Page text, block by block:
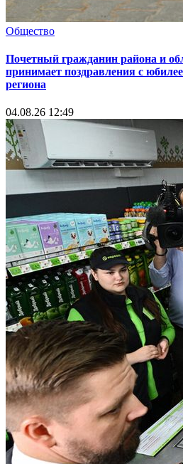
Общество
Почетный гражданин района и
принимает поздравления с
региона
04.08.26 12:49